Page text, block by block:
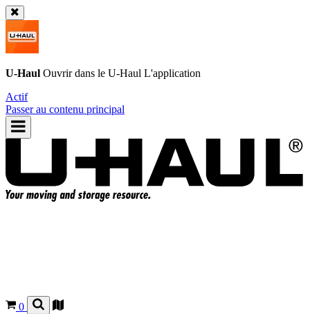
U-Haul Ouvrir dans le U-Haul L'application
Actif
Passer au contenu principal
0